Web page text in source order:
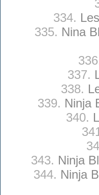
334.
335. Nina
337.
338.
339. Ninja
340.
343. Ninja
344. Ninja